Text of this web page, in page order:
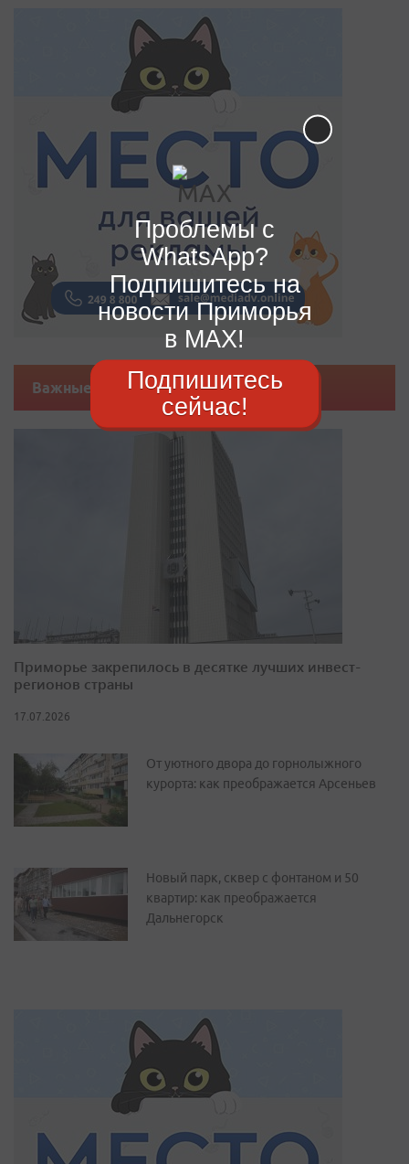
Важные новости
Приморье закрепилось в десятке лучших инвест-
регионов страны
17.07.2026
От уютного двора до горнолыжного
курорта: как преображается Арсеньев
Новый парк, сквер с фонтаном и 50
квартир: как преображается
Дальнегорск
Проблемы с
WhatsApp?
Подпишитесь на
новости Приморья
в MAX!
Подпишитесь
сейчас!